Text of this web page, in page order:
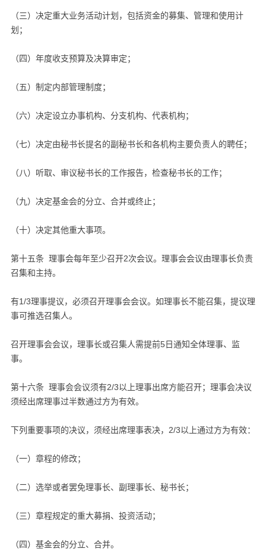
（三）决定重大业务活动计划，包括资金的募集、管理和使用计
划；
（四）年度收支预算及决算审定；
（五）制定内部管理制度；
（六）决定设立办事机构、分支机构、代表机构；
（七）决定由秘书长提名的副秘书长和各机构主要负责人的聘任；
（八）听取、审议秘书长的工作报告，检查秘书长的工作；
（九）决定基金会的分立、合并或终止；
（十）决定其他重大事项。
第十五条 理事会每年至少召开2次会议。理事会会议由理事长负责
召集和主持。
有1/3理事提议，必须召开理事会会议。如理事长不能召集，提议理
事可推选召集人。
召开理事会会议，理事长或召集人需提前5日通知全体理事、监
事。
第十六条 理事会会议须有2/3以上理事出席方能召开；理事会决议
须经出席理事过半数通过方为有效。
下列重要事项的决议，须经出席理事表决，2/3以上通过方为有效：
（一）章程的修改；
（二）选举或者罢免理事长、副理事长、秘书长；
（三）章程规定的重大募捐、投资活动；
（四）基金会的分立、合并。